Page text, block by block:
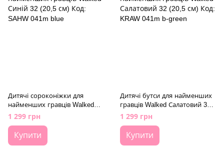
Дитячі сороконіжки для
найменших гравців Walked
Синій 32 (20,5 см) Код: SAHW
041m blue
1 299 грн
Купити
Дитячі бутси для найменших
гравців Walked Салатовий 32
(20,5 см) Код: KRAW 041m b-
1 299 грн
Купити